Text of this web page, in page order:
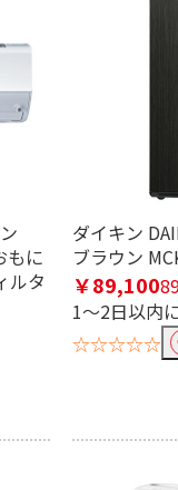
もに
ルタ
ダイキン
ブラウン
￥89,100
1～2日以内
☆☆☆☆☆